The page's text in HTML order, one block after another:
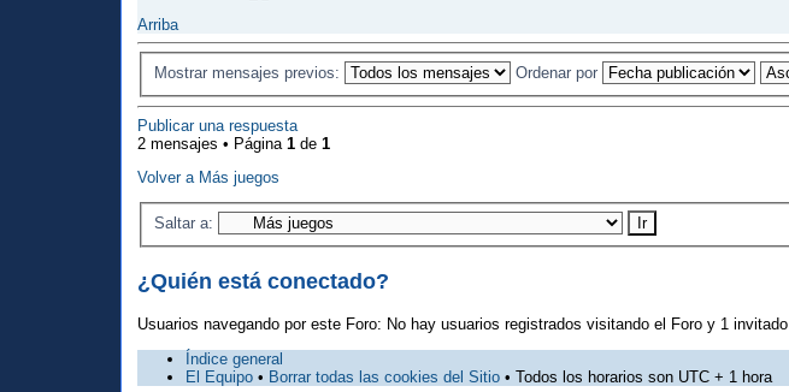
Arriba
Mostrar mensajes previos: Ordenar por
Publicar una respuesta
2 mensajes • Página1 de1
Volver a Más juegos
Saltar a:
¿Quién está conectado?
Usuarios navegando por este Foro: No hay usuarios registrados visitando el Foro y 1 invitado
Índice general
El Equipo • Borrar todas las cookies del Sitio • Todos los horarios son UTC + 1 hora